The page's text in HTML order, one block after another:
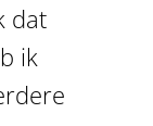
dat
ik